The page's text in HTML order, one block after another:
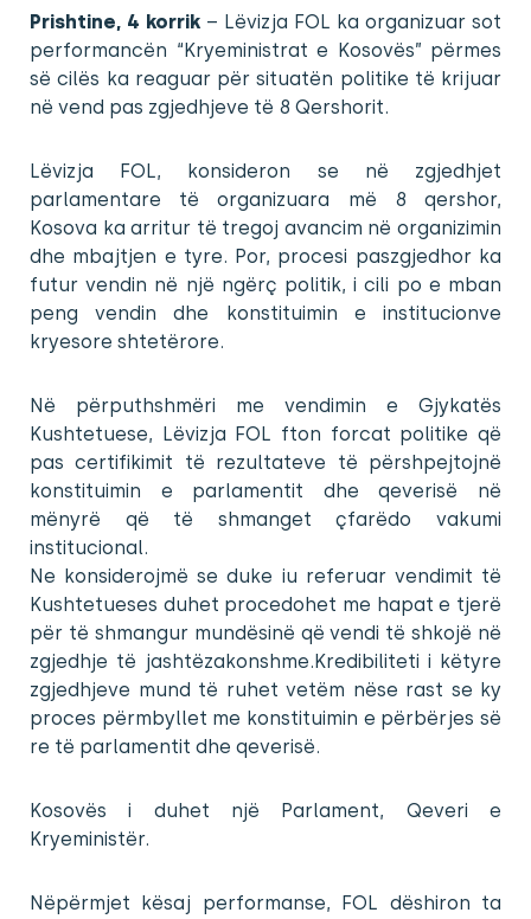
Prishtine, 4 korrik – Lëvizja FOL ka organizuar sot
performancën “Kryeministrat e Kosovës” përmes
së cilës ka reaguar për situatën politike të krijuar
në vend pas zgjedhjeve të 8 Qershorit.
Lëvizja FOL, konsideron se në zgjedhjet
parlamentare të organizuara më 8 qershor,
Kosova ka arritur të tregoj avancim në organizimin
dhe mbajtjen e tyre. Por, procesi paszgjedhor ka
futur vendin në një ngërç politik, i cili po e mban
peng vendin dhe konstituimin e institucionve
kryesore shtetërore.
Në përputhshmëri me vendimin e Gjykatës
Kushtetuese, Lëvizja FOL fton forcat politike që
pas certifikimit të rezultateve të përshpejtojnë
konstituimin e parlamentit dhe qeverisë në
mënyrë që të shmanget çfarëdo vakumi
institucional.
Ne konsiderojmë se duke iu referuar vendimit të
Kushtetueses duhet procedohet me hapat e tjerë
për të shmangur mundësinë që vendi të shkojë në
zgjedhje të jashtëzakonshme.Kredibiliteti i këtyre
zgjedhjeve mund të ruhet vetëm nëse rast se ky
proces përmbyllet me konstituimin e përbërjes së
re të parlamentit dhe qeverisë.
Kosovës i duhet një Parlament, Qeveri e
Kryeministër.
Nëpërmjet kësaj performanse, FOL dëshiron ta